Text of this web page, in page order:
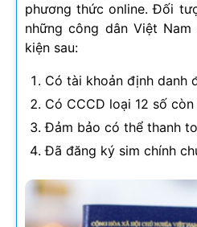
phương thức online. Đối
những công dân Việt
kiện sau:
Có tài khoản định danh
Có CCCD loại 12 số
Đảm bảo có thể thanh
Đã đăng ký sim chính